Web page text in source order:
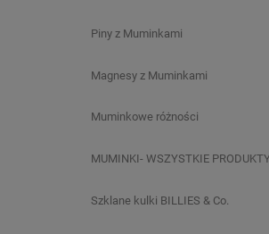
Piny z Muminkami
Magnesy z Muminkami
Muminkowe różności
MUMINKI- WSZYSTKIE
Szklane kulki BILLIES & Co.